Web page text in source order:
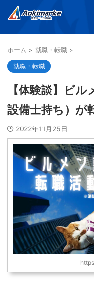
ホーム > 就職・転職 >
就職・転職
【体験談】ビ
設備士持ち）が
2022年11月25日